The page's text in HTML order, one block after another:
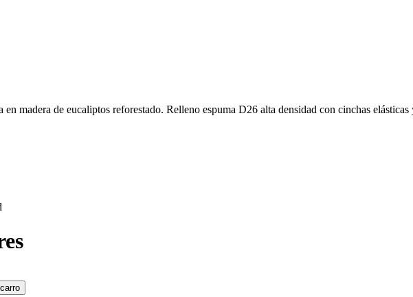
madera de eucaliptos reforestado. Relleno espuma D26 alta densidad con cinchas